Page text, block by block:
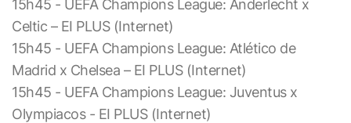
15h45 - UEFA Champions League: Anderlecht x
Celtic – EI PLUS (Internet)
15h45 - UEFA Champions League: Atlético de
Madrid x Chelsea – EI PLUS (Internet)
15h45 - UEFA Champions League: Juventus x
Olympiacos - EI PLUS (Internet)